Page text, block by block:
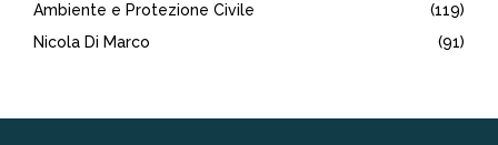
Ambiente e Protezione Civile
(119)
Nicola Di Marco
(91)